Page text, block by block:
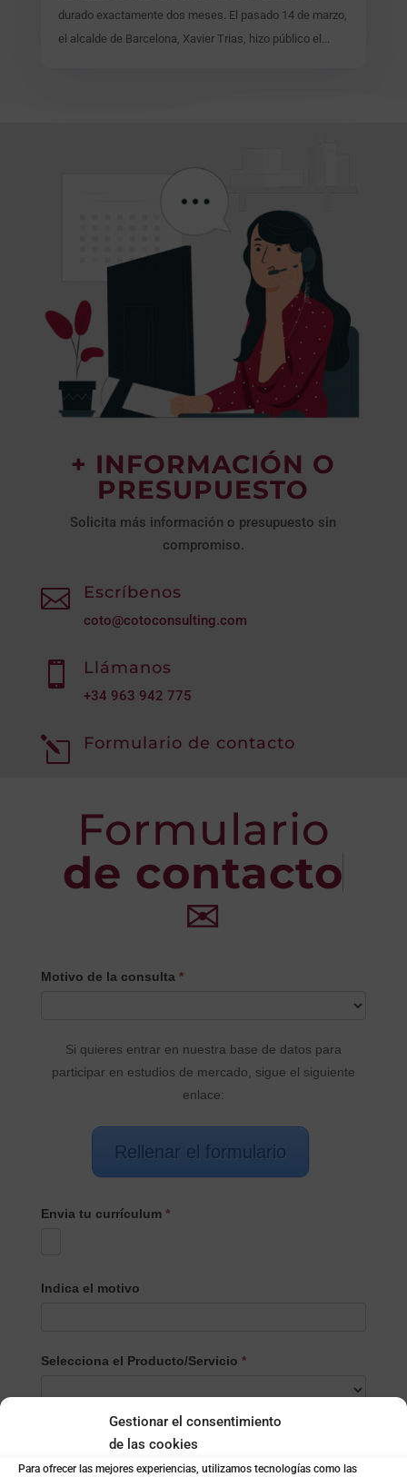
Gestionar el consentimiento
de las cookies
Para ofrecer las mejores experiencias, utilizamos tecnologías como las
durado exactamente dos meses. El pasado 14 de marzo,
el alcalde de Barcelona, Xavier Trias, hizo público el...
+ INFORMACIÓN O
PRESUPUESTO
Solicita más información o presupuesto sin
compromiso.
 Escríbenos
coto@cotoconsulting.com
 Llámanos
+34 963 942 775
l Formulario de contacto
Formulario
de contacto
✉
CONTACTO
Motivo de la consulta *
Si quieres entrar en nuestra base de datos para
participar en estudios de mercado, sigue el siguiente
enlace:
Rellenar el formulario
Envia tu currículum *
Indica el motivo
Selecciona el Producto/Servicio *
Producto/Servicio